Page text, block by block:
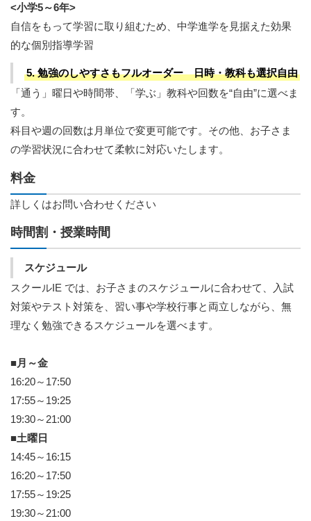
<小学5～6年>
自信をもって学習に取り組むため、中学進学を見据えた効果
的な個別指導学習
5. 勉強のしやすさもフルオーダー 日時・教科も選択自由
「通う」曜日や時間帯、「学ぶ」教科や回数を“自由”に選べま
す。
科目や週の回数は月単位で変更可能です。その他、お子さま
の学習状況に合わせて柔軟に対応いたします。
料金
詳しくはお問い合わせください
時間割・授業時間
スケジュール
スクールIE では、お子さまのスケジュールに合わせて、入試
対策やテスト対策を、習い事や学校行事と両立しながら、無
理なく勉強できるスケジュールを選べます。
■月～金
16:20～17:50
17:55～19:25
19:30～21:00
■土曜日
14:45～16:15
16:20～17:50
17:55～19:25
19:30～21:00